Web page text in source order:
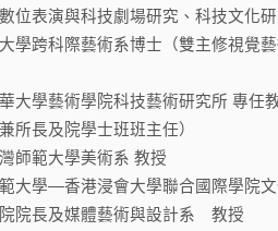
位表演與科技劇場研究、科技文化
學跨科際藝術系博士（雙主修視覺
大學藝術學院科技藝術研究所 專任
學士班班主任）
術系 教授
學聯合國際學院文化
與設計系 教授